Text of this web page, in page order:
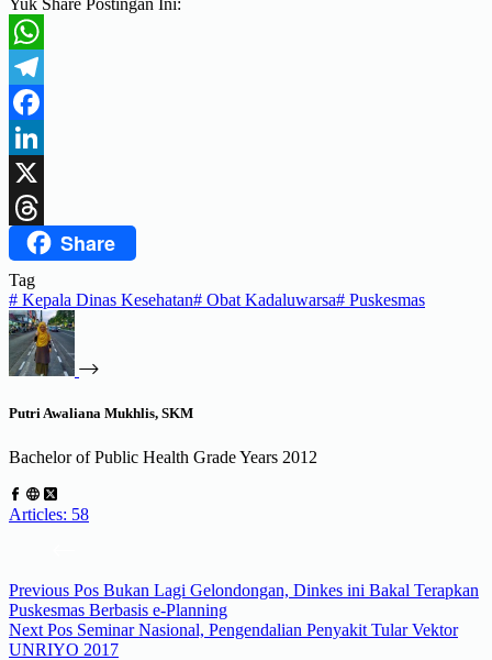
WhatsApp
Telegram
Facebook
LinkedIn
X
ThreadsShare
Tag
# Kepala Dinas Kesehatan# Obat Kadaluwarsa# Puskesmas
Putri Awaliana Mukhlis, SKM
Bachelor of Public Health Grade Years 2012
Articles: 58
Previous Pos Bukan Lagi Gelondongan, Dinkes ini Bakal Terapkan
Puskesmas Berbasis e-Planning
Next Pos Seminar Nasional, Pengendalian Penyakit Tular Vektor
UNRIYO 2017